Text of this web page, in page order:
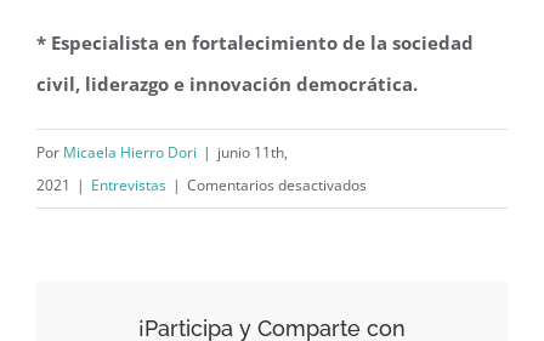
* Especialista en fortalecimiento de la sociedad
civil, liderazgo e innovación democrática.
Por Micaela Hierro Dori | junio 11th,
2021 | Entrevistas | Comentarios desactivados
¡Participa y Comparte con